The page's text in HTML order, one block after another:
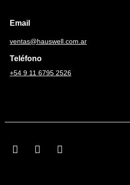
Email
ventas@hauswell.com.ar
Teléfono
+54 9 11 6795 2526
F
a
I
n
L
i